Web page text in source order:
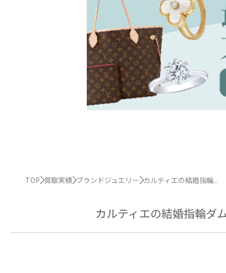
TOP 買取実績 ブランドジュエリー カルティエの結婚指輪...
カルティエの結婚指輪ダ